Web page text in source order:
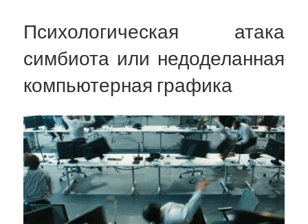
Психологическая атака
симбиота или недоделанная
компьютерная графика